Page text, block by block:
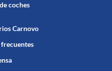
coches
Carnovo